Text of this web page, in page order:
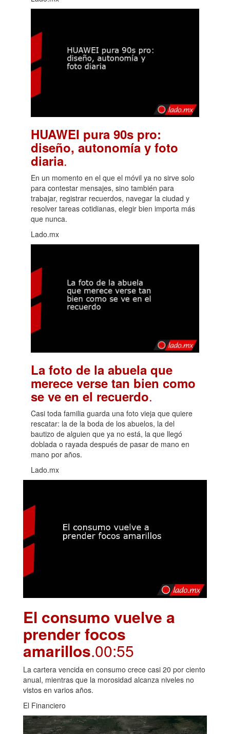
HUAWEI pura 90s pro:
diseño, autonomía y foto
diaria.
En un momento en el que el móvil ya no sirve solo
para contestar mensajes, sino también para
trabajar, registrar recuerdos, navegar la ciudad y
resolver tareas cotidianas, elegir bien importa más
que nunca.
Lado.mx
La foto de la abuela que
merece verse tan bien como
se ve en el recuerdo.
Casi toda familia guarda una foto vieja que quiere
rescatar: la de la boda de los abuelos, la del
bautizo de alguien que ya no está, la que llegó
doblada o rayada después de pasar de mano en
mano por años.
Lado.mx
El consumo vuelve a
prender focos
amarillos.00:55
La cartera vencida en consumo crece casi 20 por ciento
anual, mientras que la morosidad alcanza niveles no
vistos en varios años.
El Financiero